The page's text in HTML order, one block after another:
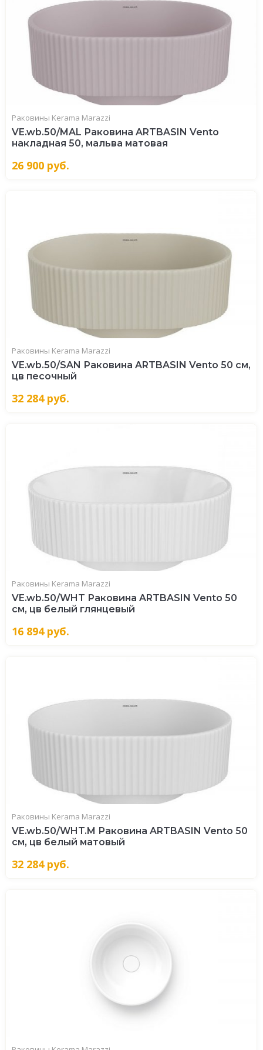
Раковины Kerama Marazzi
VE.wb.50/MAL Раковина ARTBASIN Vento
накладная 50, мальва матовая
26 900 руб.
Раковины Kerama Marazzi
VE.wb.50/SAN Раковина ARTBASIN Vento 50 см,
цв песочный
32 284руб.
Раковины Kerama Marazzi
VE.wb.50/WHT Раковина ARTBASIN Vento 50
см, цв белый глянцевый
16 894руб.
Раковины Kerama Marazzi
VE.wb.50/WHT.M Раковина ARTBASIN Vento 50
см, цв белый матовый
32 284руб.